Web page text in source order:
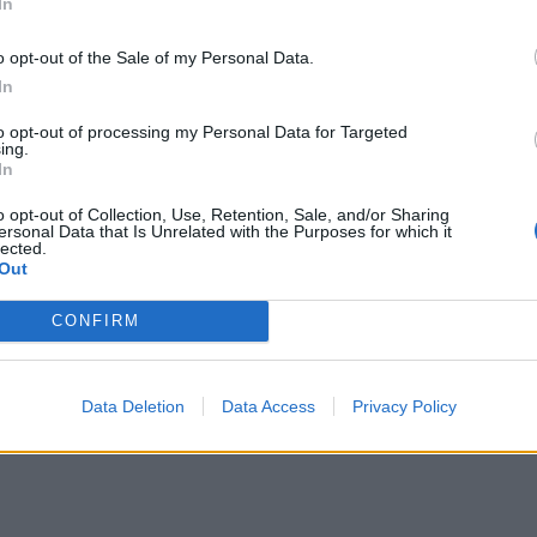
opt-out of the Sale of my Personal Data.
opt-out of processing my Personal Data for Targeted
opt-out of Collection, Use, Retention, Sale, and/or Sharing
Data that Is Unrelated with the Purposes for which it
CONFIRM
Data Deletion Data Access Privacy Policy
09 Αυγ.)
ΕΙΔΗΣΕΙΣ
Αύγ.)